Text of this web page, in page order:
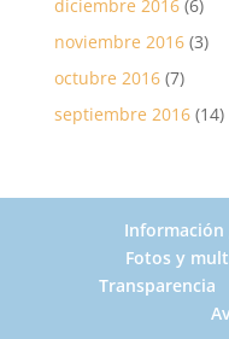
diciembre 2016(6)
noviembre 2016(3)
octubre 2016(7)
septiembre 2016(14)
Información
Fotos y
Transparencia